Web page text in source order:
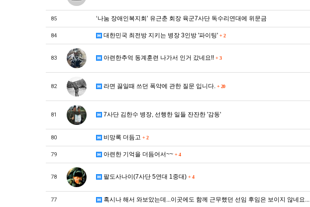
85 ‘나눔 장애인복지회’ 유근춘 회장 육군7사단 독수리연대에 위문금
84 대한민국 최전방 지키는 병장 3인방 '파이팅' + 2
83 아련한추억 동계훈련 나가서 인거 갔네요!! + 3
82 라면 끓일때 쓰던 폭약에 관한 질문 입니다. + 20
81 7사단 김한수 병장, 선행한 일들 잔잔한 '감동'
80 비망록 더듬고 + 2
79 아련한 기억을 더듬어서~~ + 4
78 팔도사나이(7사단 5연대 1중대) + 4
77 혹시나 해서 와보았는데...이곳에도 함께 근무했던 선임 후임은 보이지 않네요...